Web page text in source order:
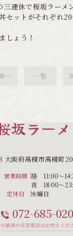
三連休で桜坂ラーメ
セットがそれぞれ
しょう！
へ 一覧
大阪府高槻市高槻町
営業時間 昼 11:00〜
夜 18:00〜
定休日
水曜日
072-685-